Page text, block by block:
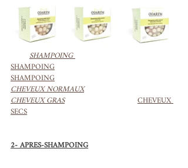
SHAMPOING
SHAMPOING
SHAMPOING
CHEVEUX NORMAUX
CHEVEUX GRAS CHEVEUX
SECS
2- APRES-SHAMPOING